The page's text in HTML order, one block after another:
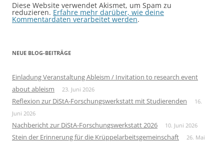
Diese Website verwendet Akismet, um Spam zu
reduzieren. Erfahre mehr darüber, wie deine
Kommentardaten verarbeitet werden.
NEUE BLOG-BEITRÄGE
Einladung Veranstaltung Ableism / Invitation to research event
about ableism
23. Juni 2026
Reflexion zur DiStA-Forschungswerkstatt mit Studierenden
16.
Juni 2026
Nachbericht zur DiStA-Forschungswerkstatt 2026 10. Juni 2026
Stein der Erinnerung für die Krüppelarbeitsgemeinschaft
26. Mai